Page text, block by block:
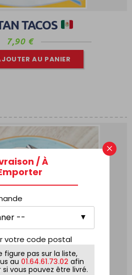
TACOS
7,90 €
AU PANIER
×
/ À
votre code postal
figure pas sur la liste,
au 01.64.61.73.02 afin
vous pouvez être livré.